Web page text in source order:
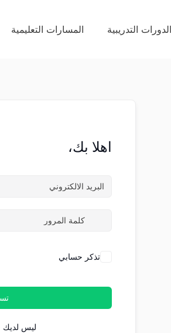
الدورات التدريبية المسارات التعليمية
اهلا بك،
تذكر حسابي
ليس